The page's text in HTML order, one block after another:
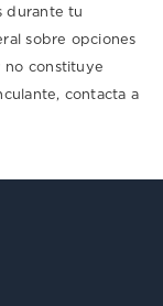
durante tu
sobre opciones
no constituye
contacta a